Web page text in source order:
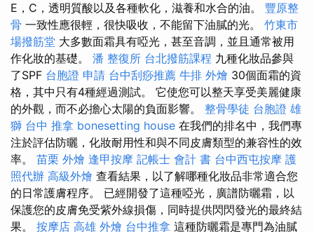
E，C，透明質酸以及各種軟化，滋養和水合的油。 豐原整
骨 一致性應很輕，很快吸收，不能留下油膩的光。 竹東市
場撥筋堂 大多數面霜具有啞光，甚至音調，並且通常被用
作化妝的基礎。 潘 整復所 台北撥筋課程 九種化妝品參與
了SPF 台胞證 申請 台中刮痧推薦 牛排 外燴 30個面霜的資
格，其中只有4種經過測試。 它使您可以整天享受美麗健康
的外觀，而不必擔心太陽的負面影響。 整骨學徒 台胞證 雄
獅 台中 推拿 bonesetting house 在我們的排名中，我們專
注於評估防曬，化妝耐用性和與不同皮膚類型的兼容性的效
率。 苗栗 外燴 逢甲按摩 記帳士 會計 書 台中西屯按摩 護
照代辦 高級外燴 查看結果，以了解哪種化妝品非常適合您
的日常護膚程序。 已經開發了這種啞光，廣譜防曬霜，以
保護您的皮膚免受紫外線損傷，同時提供閃閃發光的最終結
果。 按摩店 高雄 外燴 台中推拿 這種防曬霜是專門為油膩